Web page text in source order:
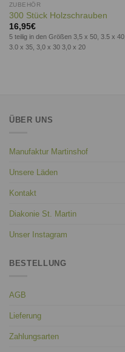
ZUBEHÖR
300 Stück Holzschrauben
16,95€
5 teilig in den Größen 3,5 x 50, 3.5 x 40,
3.0 x 35, 3,0 x 30 3,0 x 20
ÜBER UNS
Manufaktur Martinshof
Unsere Läden
Kontakt
Diakonie St. Martin
Unser Instagram
BESTELLUNG
AGB
Lieferung
Zahlungsarten